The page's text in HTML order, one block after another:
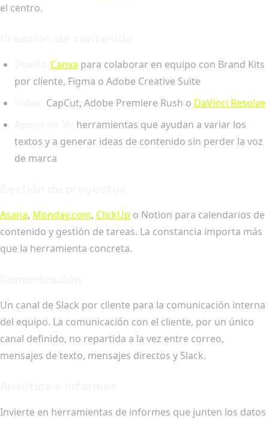
el centro.
Canva para colaborar en equipo con Brand Kits
por cliente, Figma o Adobe Creative Suite
CapCut, Adobe Premiere Rush o DaVinci Resolve
herramientas que ayudan a variar los
textos y a generar ideas de contenido sin perder la voz
de marca
Asana, Monday.com, ClickUp o Notion para calendarios de
contenido y gestión de tareas. La constancia importa más
que la herramienta concreta.
Un canal de Slack por cliente para la comunicación interna
del equipo. La comunicación con el cliente, por un único
canal definido, no repartida a la vez entre correo,
mensajes de texto, mensajes directos y Slack.
Invierte en herramientas de informes que junten los datos